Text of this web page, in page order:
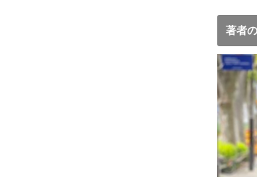
著者